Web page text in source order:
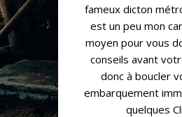
fameux dicton
est un peu mon
moyen pour vous
conseils avant
donc à boucler
embarquement
quelques